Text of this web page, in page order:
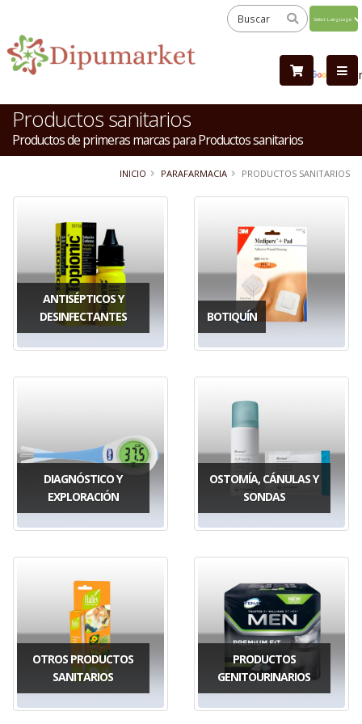
by
Productos sanitarios
Productos de primeras marcas para Productos sanitarios
INICIO PARAFARMACIA PRODUCTOS SANITARIOS
ANTISÉPTICOS Y
DESINFECTANTES
BOTIQUÍN
DIAGNÓSTICO Y
EXPLORACIÓN
OSTOMÍA, CÁNULAS Y
SONDAS
OTROS PRODUCTOS
SANITARIOS
PRODUCTOS
GENITOURINARIOS